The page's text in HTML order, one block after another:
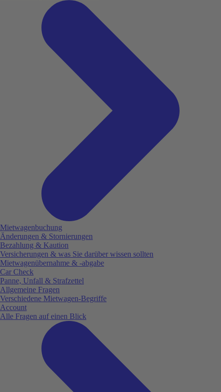
Mietwagenbuchung
Änderungen & Stornierungen
Bezahlung & Kaution
Versicherungen & was Sie darüber wissen sollten
Mietwagenübernahme & -abgabe
Car Check
Panne, Unfall & Strafzettel
Allgemeine Fragen
Verschiedene Mietwagen-Begriffe
Account
Alle Fragen auf einen Blick